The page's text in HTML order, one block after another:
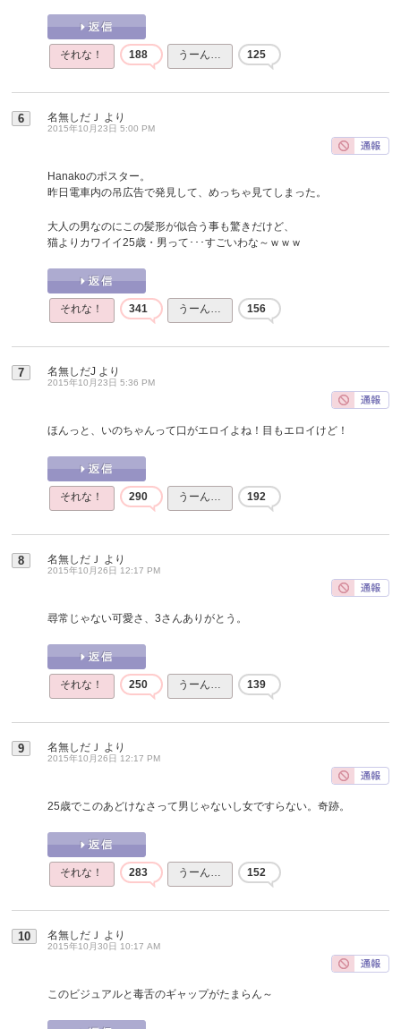
それな！ 188 うーん… 125
6 名無しだＪ より
2015年10月23日 5:00 PM
Hanakoのポスター。
昨日電車内の吊広告で発見して、めっちゃ見てしまった。
大人の男なのにこの髪形が似合う事も驚きだけど、
猫よりカワイイ25歳・男って･･･すごいわな～ｗｗｗ
それな！ 341 うーん… 156
7 名無しだJ より
2015年10月23日 5:36 PM
ほんっと、いのちゃんって口がエロイよね！目もエロイけど！
それな！ 290 うーん… 192
8 名無しだＪ より
2015年10月26日 12:17 PM
尋常じゃない可愛さ、3さんありがとう。
それな！ 250 うーん… 139
9 名無しだＪ より
2015年10月26日 12:17 PM
25歳でこのあどけなさって男じゃないし女ですらない。奇跡。
それな！ 283 うーん… 152
10 名無しだＪ より
2015年10月30日 10:17 AM
このビジュアルと毒舌のギャップがたまらん～